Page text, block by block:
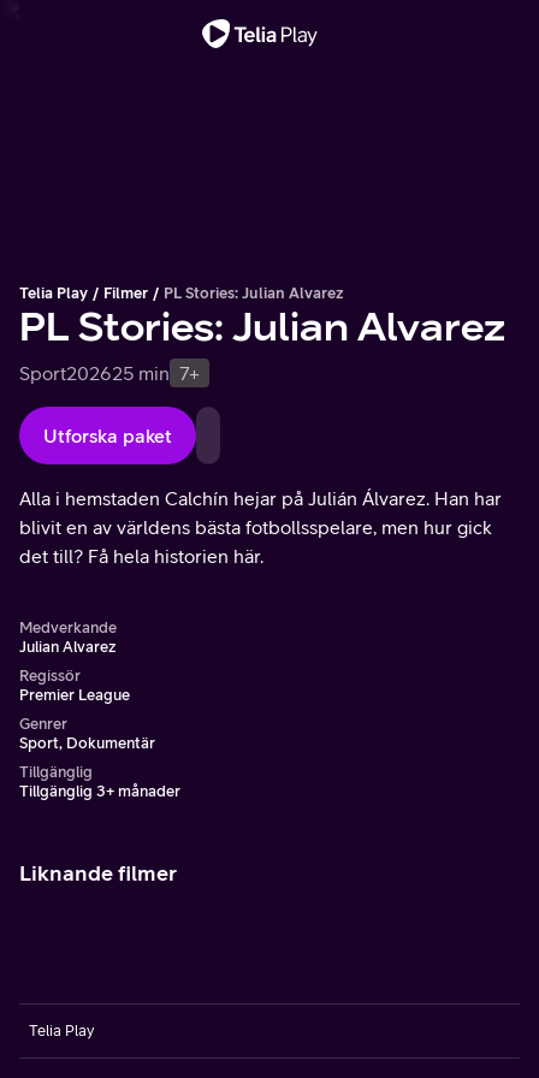
Telia Play Filmer PL Stories: Julian Alvarez
PL Stories: Julian Alvarez
Sport202625 min 7+
Utforska paket
Alla i hemstaden Calchín hejar på Julián Álvarez. Han har
blivit en av världens bästa fotbollsspelare, men hur gick
det till? Få hela historien här.
Medverkande
Julian Alvarez
Regissör
Premier League
Genrer
Sport, Dokumentär
Tillgänglig
Tillgänglig 3+ månader
Liknande filmer
Telia Play